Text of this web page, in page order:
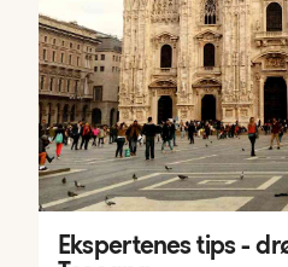
Ekspertenes tips -